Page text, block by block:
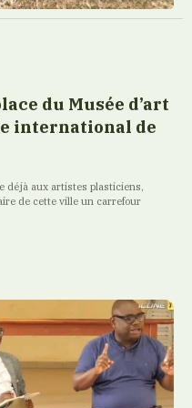
du Musée d’art
international de
déjà aux artistes plasticiens,
de cette ville un carrefour